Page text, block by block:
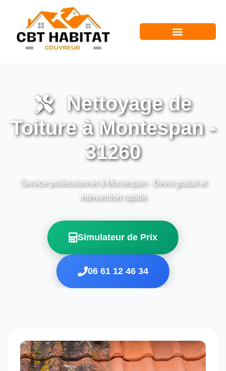
Nettoyage de
Toiture à Montespan -
31260
Service professionnel à Montespan - Devis gratuit et
intervention rapide
Simulateur de Prix
06 61 12 46 34